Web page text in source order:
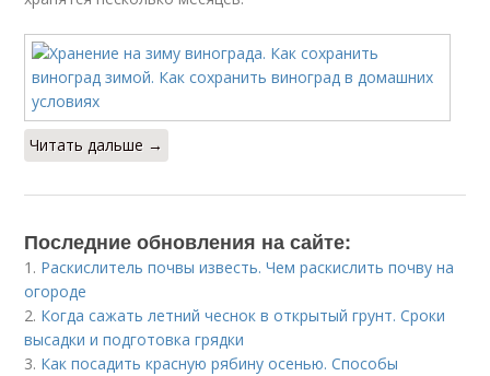
Читать дальше →
Последние обновления на сайте:
1. Раскислитель почвы известь. Чем раскислить почву на
огороде
2. Когда сажать летний чеснок в открытый грунт. Сроки
высадки и подготовка грядки
3. Как посадить красную рябину осенью. Способы